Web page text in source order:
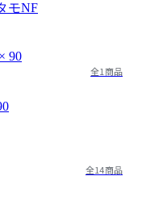
モNF
全1商品
全14商品